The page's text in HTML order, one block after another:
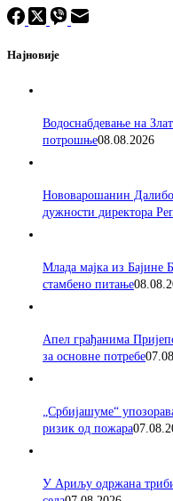
Најновије
Водоснабдевање на
потрошње08.08.2026
Нововарошанин
дужности директора
Млада мајка из Бајине
стамбено питање
Апел грађанима
за основне потребе
„Србијашуме“
ризик од пожара
У Ариљу одржана